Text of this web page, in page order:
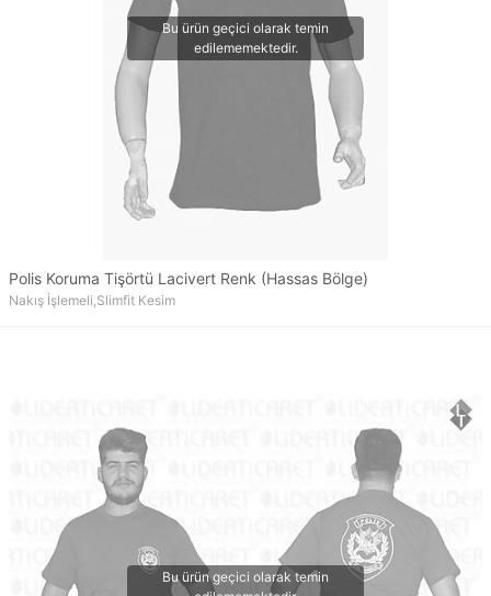
Polis Koruma Tişörtü Lacivert Renk (Hassas Bölge)
Nakış İşlemeli,Slimfit Kesim